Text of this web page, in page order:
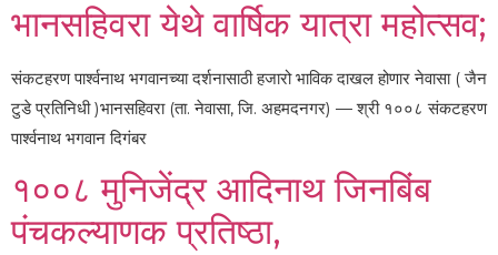
भानसहिवरा येथे वार्षिक यात्रा महोत्सव;
संकटहरण पार्श्वनाथ भगवानच्या दर्शनासाठी हजारो भाविक दाखल होणार नेवासा ( जैन
टुडे प्रतिनिधी )भानसहिवरा (ता. नेवासा, जि. अहमदनगर) — श्री १००८ संकटहरण
पार्श्वनाथ भगवान दिगंबर
१००८ मुनिजेंद्र आदिनाथ जिनबिंब
पंचकल्याणक प्रतिष्ठा,